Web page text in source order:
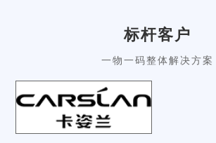
标杆客户
一物一码整体解决方案